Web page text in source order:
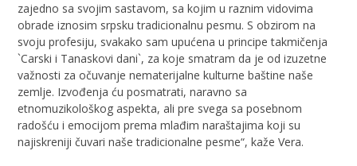
zajedno sa svojim sastavom, sa kojim u raznim vidovima
obrade iznosim srpsku tradicionalnu pesmu. S obzirom na
svoju profesiju, svakako sam upućena u principe takmičenja
`Carski i Tanaskovi dani`, za koje smatram da je od izuzetne
važnosti za očuvanje nematerijalne kulturne baštine naše
zemlje. Izvođenja ću posmatrati, naravno sa
etnomuzikološkog aspekta, ali pre svega sa posebnom
radošću i emocijom prema mlađim naraštajima koji su
najiskreniji čuvari naše tradicionalne pesme“, kaže Vera.